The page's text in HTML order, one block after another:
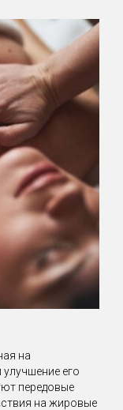
на
его
передовые
на жировые